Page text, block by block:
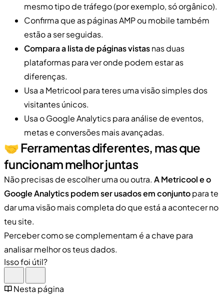
mesmo tipo de tráfego (por exemplo, só orgânico).
Confirma que as páginas AMP ou mobile também
estão a ser seguidas.
Compara a lista de páginas vistasnas duas
plataformas para ver onde podem estar as
diferenças.
Usa a Metricool para teres uma visão simples dos
visitantes únicos.
Usa o Google Analytics para análise de eventos,
metas e conversões mais avançadas.
🤝 Ferramentas diferentes, mas que
funcionam melhor juntas
Não precisas de escolher uma ou outra. A Metricool e o
Google Analytics podem ser usados em conjuntopara te
dar uma visão mais completa do que está a acontecer no
teu site.
Perceber como se complementam é a chave para
analisar melhor os teus dados.
Isso foi útil?
Nesta página